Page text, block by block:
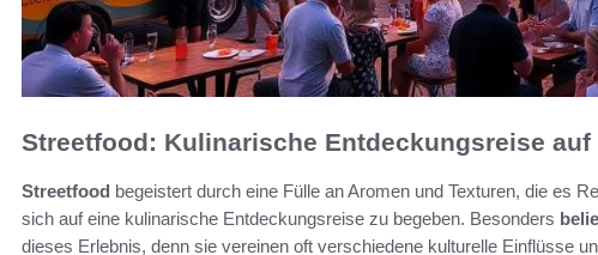
Streetfood: Kulinarische Entdeckungsreise auf
Streetfood begeistert durch eine Fülle an Aromen und Texturen, die es
sich auf eine kulinarische Entdeckungsreise zu begeben. Besonders
dieses Erlebnis, denn sie vereinen oft verschiedene kulturelle Einflüsse